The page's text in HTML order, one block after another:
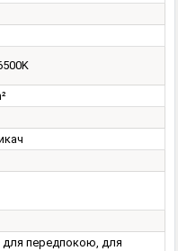
для передпокою, для